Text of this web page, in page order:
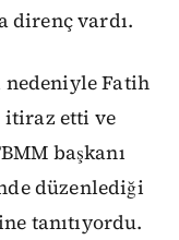
direnç vardı.
nedeniyle Fatih
itiraz etti ve
başkanı
düzenlediği
tanıtıyordu.